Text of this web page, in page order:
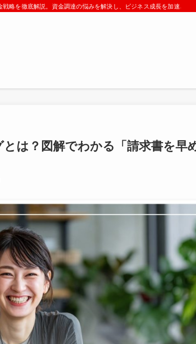
略を徹底解説。資金調達の悩みを解決し、ビジネス成長を加速させ
は？図解でわかる「請求書を早